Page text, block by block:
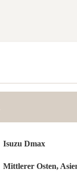
Isuzu Dmax
Mittlerer Osten,